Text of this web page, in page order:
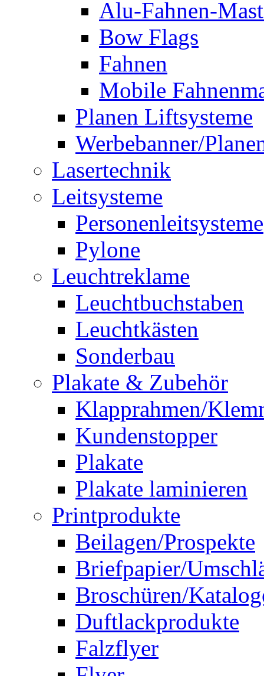
Alu-Fahnen-
Bow Flags
Fahnen
Mobile
Planen Liftsysteme
Werbebanner/
Lasertechnik
Leitsysteme
Personenleitsysteme
Pylone
Leuchtreklame
Leuchtbuchstaben
Leuchtkästen
Sonderbau
Plakate & Zubehör
Klapprahmen/
Kundenstopper
Plakate
Plakate laminieren
Printprodukte
Beilagen/Prospekte
Briefpapier/
Broschüren/
Duftlackprodukte
Falzflyer